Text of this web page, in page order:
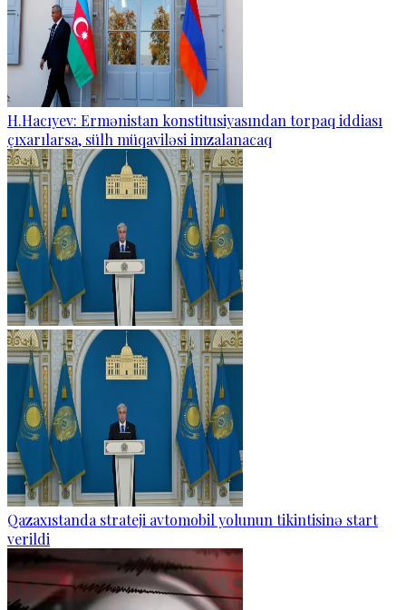
H.Hacıyev: Ermənistan konstitusiyasından torpaq iddiası
çıxarılarsa, sülh müqaviləsi imzalanacaq
Qazaxıstanda strateji avtomobil yolunun tikintisinə start
verildi